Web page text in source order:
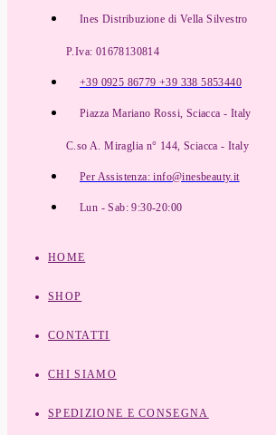
Ines Distribuzione di Vella Silvestro
P.Iva: 01678130814
+39 0925 86779 +39 338 5853440
Piazza Mariano Rossi, Sciacca - Italy
C.so A. Miraglia n° 144, Sciacca - Italy
Per Assistenza: info@inesbeauty.it
Lun - Sab: 9:30-20:00
HOME
SHOP
CONTATTI
CHI SIAMO
SPEDIZIONE E CONSEGNA